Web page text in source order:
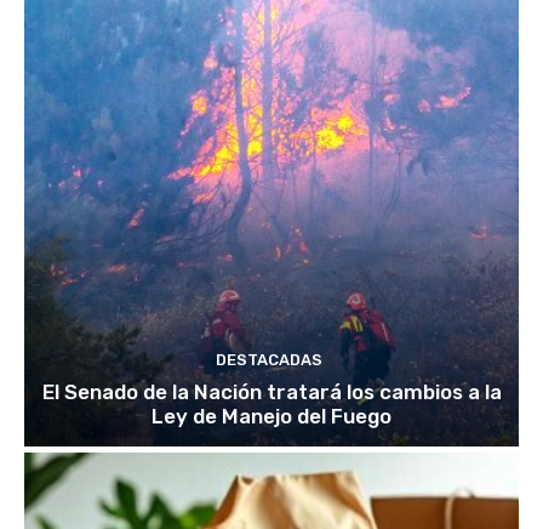
DESTACADAS
El Senado de la Nación tratará los cambios a la
Ley de Manejo del Fuego